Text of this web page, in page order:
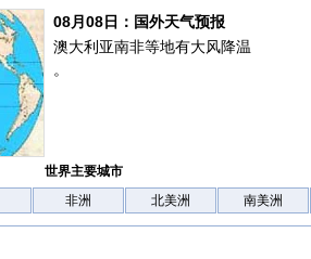
08月08日：国外天气预报
澳大利亚南非等地有大风降温
。
世界主要城市
非洲 北美洲 南美洲